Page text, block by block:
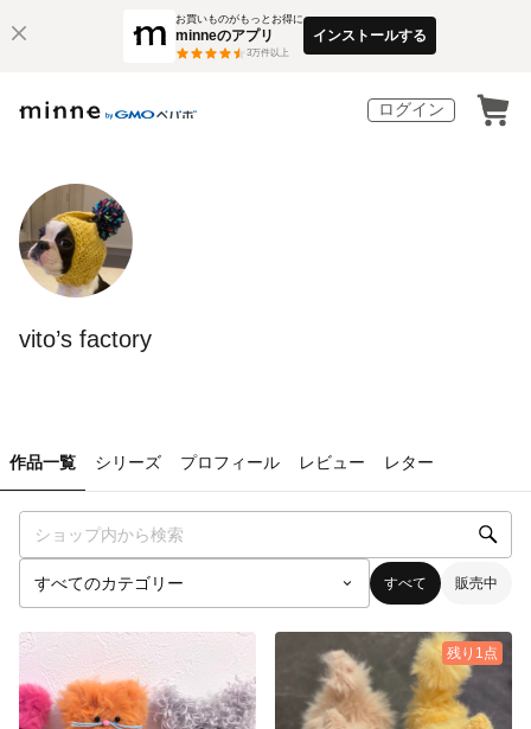
お買いものがもっとお得に
minneのアプリ
3万件以上
インストールする
ログイン
vito’s factory
作品一覧 シリーズ プロフィール レビュー レター
すべて 販売中
残り1点